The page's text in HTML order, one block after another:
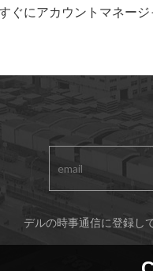
ぐにアカウントマネージ
デルの時事通信に登録し